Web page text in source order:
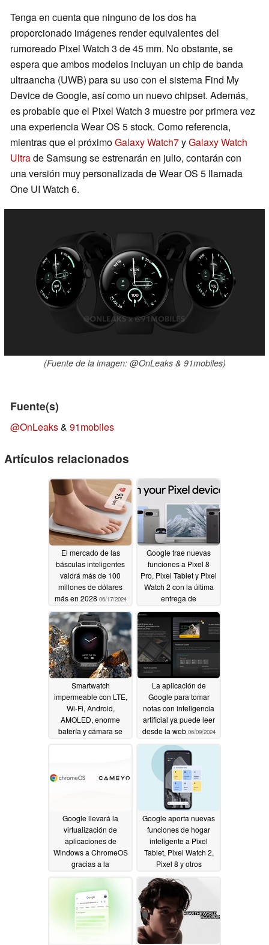
Tenga en cuenta que ninguno de los dos ha
proporcionado imágenes render equivalentes del
rumoreado Pixel Watch 3 de 45 mm. No obstante, se
espera que ambos modelos incluyan un chip de banda
ultraancha (UWB) para su uso con el sistema Find My
Device de Google, así como un nuevo chipset. Además,
es probable que el Pixel Watch 3 muestre por primera vez
una experiencia Wear OS 5 stock. Como referencia,
mientras que el próximoGalaxy Watch7yGalaxy Watch
Ultrade Samsung se estrenarán en julio, contarán con
una versión muy personalizada de Wear OS 5 llamada
One UI Watch 6.
(Fuente de la imagen: @OnLeaks & 91mobiles)
Fuente(s)
@OnLeaks& 91mobiles
Artículos relacionados
El mercado de las
básculas inteligentes
valdrá más de 100
millones de dólares
más en 2028 06/17/2024
Google trae nuevas
funciones a Pixel 8
Pro, Pixel Tablet y Pixel
Watch 2 con la última
entrega de
06/12/2024
Smartwatch
impermeable con LTE,
Wi-Fi, Android,
AMOLED, enorme
batería y cámara se
La aplicación de
Google para tomar
notas con inteligencia
artificial ya puede leer
desde la web 06/09/2024
Google llevará la
virtualización de
aplicaciones de
Windows a ChromeOS
gracias a la
06/07/2024
Google aporta nuevas
funciones de hogar
inteligente a Pixel
Tablet, Pixel Watch 2,
Pixel 8 y otros
las últimas
actualizaciones de
Google Home06/01/2024